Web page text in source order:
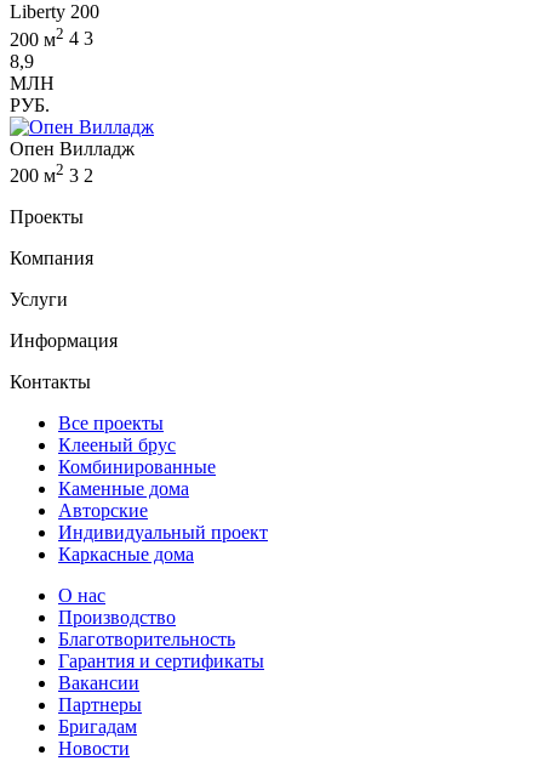
Liberty 200
200 м2 4 3
8,9
МЛН
РУБ.
Опен Вилладж
200 м2 3 2
Проекты
Компания
Услуги
Информация
Контакты
Все проекты
Клееный брус
Комбинированные
Каменные дома
Авторские
Индивидуальный проект
Каркасные дома
О нас
Производство
Благотворительность
Гарантия и сертификаты
Вакансии
Партнеры
Бригадам
Новости